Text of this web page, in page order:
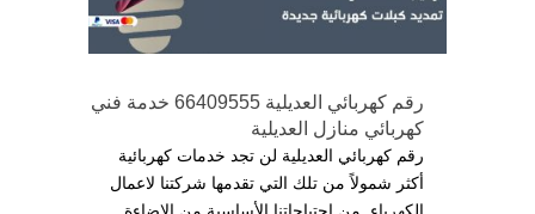
رقم كهربائي العديلية 66409555 خدمة فني
كهربائي منازل العديلية
رقم كهربائي العديلية لن تجد خدمات كهربائية
أكثر شمولاً من تلك التي تقدمها شركتنا لاعمال